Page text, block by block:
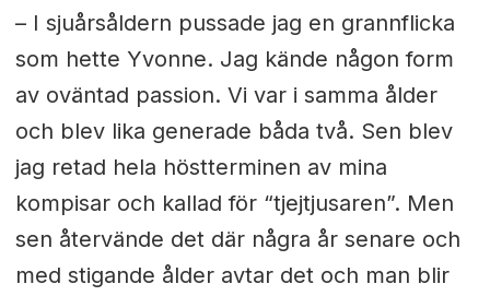
– I sjuårsåldern pussade jag en grannflicka
som hette Yvonne. Jag kände någon form
av oväntad passion. Vi var i samma ålder
och blev lika generade båda två. Sen blev
jag retad hela höstterminen av mina
kompisar och kallad för “tjejtjusaren”. Men
sen återvände det där några år senare och
med stigande ålder avtar det och man blir